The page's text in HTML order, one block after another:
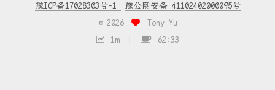
豫ICP备17028303号-1
豫公网安备 41102402000095号
© 2026
Tony Yu
1m
62:33